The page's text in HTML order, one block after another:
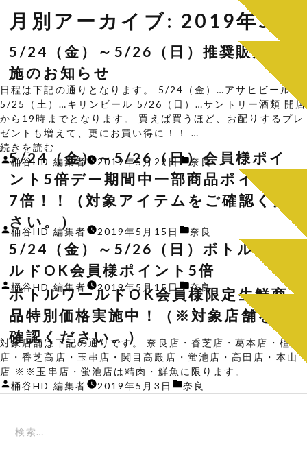
月別アーカイブ: 2019年5月
5/24（金）～5/26（日）推奨販売実
施のお知らせ
日程は下記の通りとなります。 5/24（金）…アサヒビール
5/25（土）…キリンビール 5/26（日）…サントリー酒類 開店
から19時までとなります。 買えば買うほど、お配りするプレ
ゼントも増えて、更にお買い得に！！ …
“5/24（金）
～
5/26（日）
奨
売
実
の
お
ら
せ”
の
続きを読む
投
稿
者:
桶谷HD 編集者 2019年5月22日
カ
テ
ゴ
リ
奈良
5/24（金）～5/26（日）会員様ポイ
ント5倍デー期間中一部商品ポイント
7倍！！（対象アイテムをご確認くだ
さい。）
投
稿
桶谷HD 編集者 2019年5月15日
カ
テ
ゴ
リ
ー:
奈良
5/24（金）～5/26（日）ボトルワー
ルドOK会員様ポイント5倍
投
稿
者:
桶谷HD 編集者 2019年5月15日
カ
テ
ゴ
ー:
奈良
ボトルワールドOK会員様限定生鮮商
品特別価格実施中！（※対象店舗をご
確認ください。）
対象店舗は下記の通りです。 奈良店・香芝店・葛本店・橿原
店・香芝高店・玉串店・関目高殿店・蛍池店・高田店・本山
店 ※※玉串店・蛍池店は精肉・鮮魚に限ります。
投
桶谷HD 編集者 2019年5月3日
カ
奈良
検